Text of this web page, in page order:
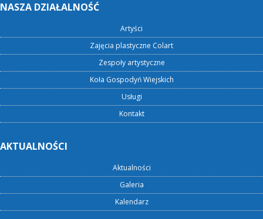
NASZA DZIAŁALNOŚĆ
Artyści
Zajęcia plastyczne Colart
Zespoły artystyczne
Koła Gospodyń Wiejskich
Usługi
Kontakt
AKTUALNOŚCI
Aktualności
Galeria
Kalendarz